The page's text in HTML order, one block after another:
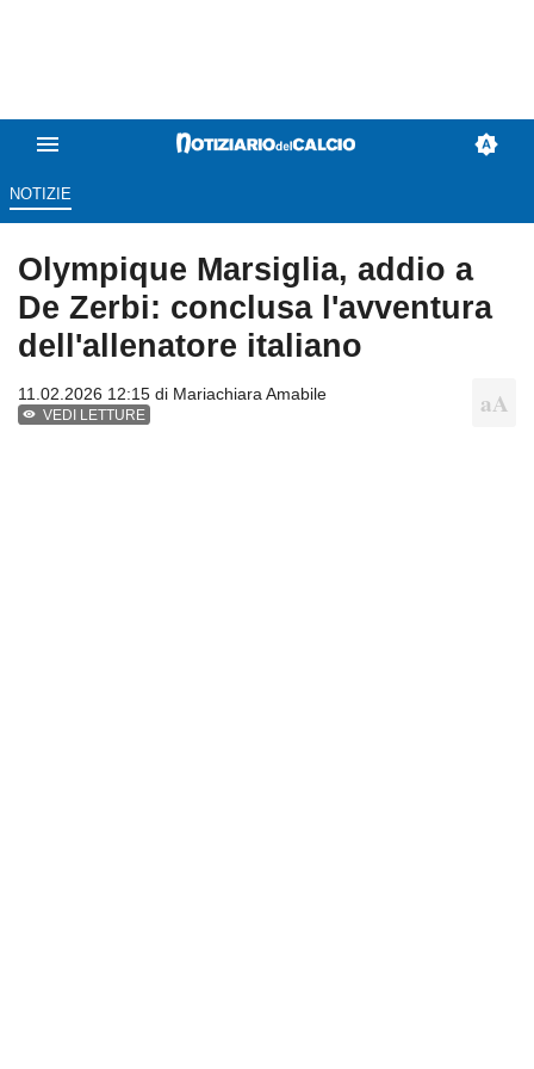
NOTIZIE
Olympique Marsiglia, addio a
De Zerbi: conclusa l'avventura
dell'allenatore italiano
11.02.2026 12:15 di Mariachiara Amabile
VEDI LETTURE